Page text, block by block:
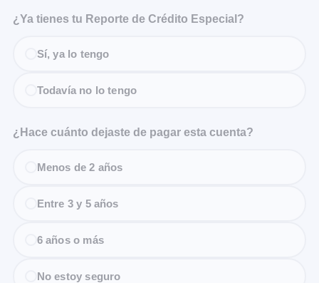
¿Ya tienes tu Reporte de Crédito Especial?
Sí, ya lo tengo
Todavía no lo tengo
¿Hace cuánto dejaste de pagar esta cuenta?
Menos de 2 años
Entre 3 y 5 años
6 años o más
No estoy seguro